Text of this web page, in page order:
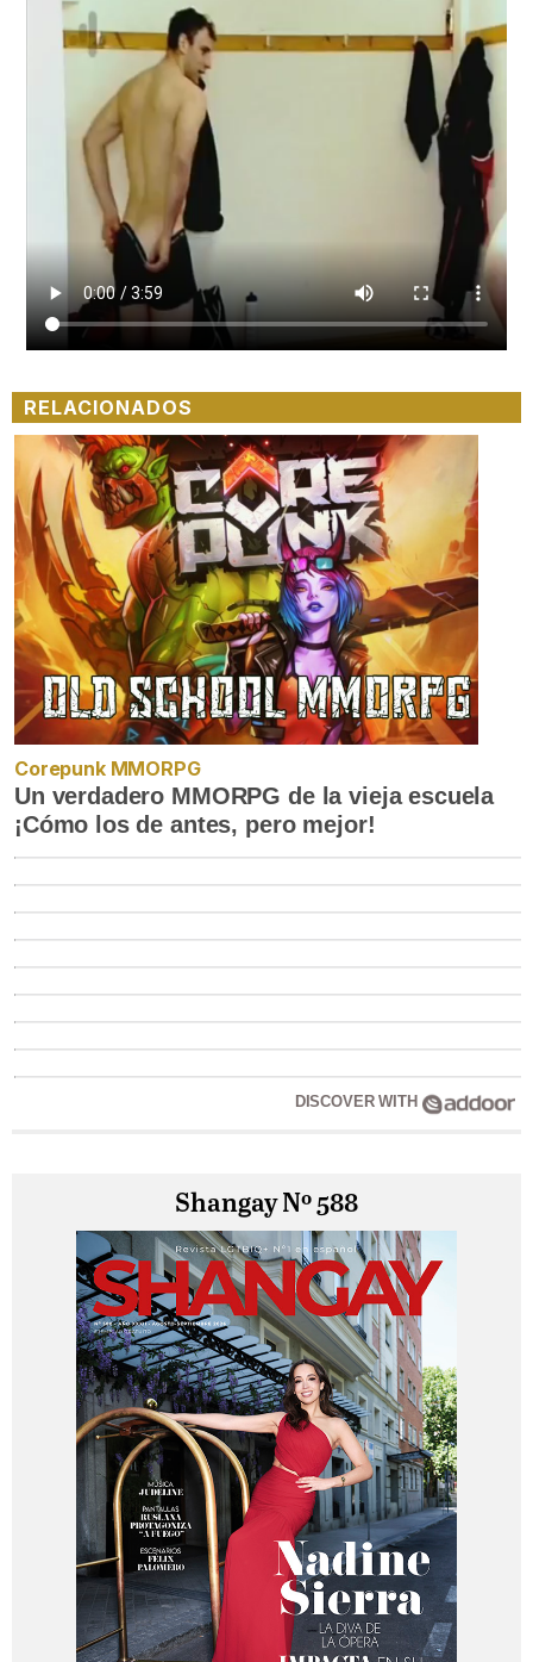
RELACIONADOS
Corepunk MMORPG
Un verdadero MMORPG de la vieja escuela
¡Cómo los de antes, pero mejor!
DISCOVER WITH
Shangay Nº 588